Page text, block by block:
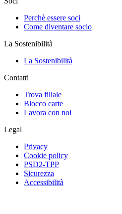
Perchè essere soci
Come diventare socio
La Sostenibilità
La Sostenibilità
Contatti
Trova filiale
Blocco carte
Lavora con noi
Legal
Privacy
Cookie policy
PSD2-TPP
Sicurezza
Accessibilità